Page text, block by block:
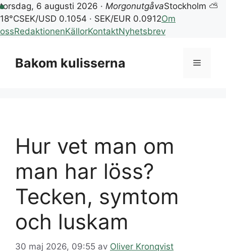
torsdag, 6 augusti 2026 · MorgonutgåvaStockholm ⛅
18°CSEK/USD 0.1054 · SEK/EUR 0.0912Om
ossRedaktionenKällorKontaktNyhetsbrev
innehållBakom kulisserna Meny
Hur vet man om
man har löss?
Tecken, symtom
och luskam
30 maj 2026, 09:55 av Oliver Kronqvist